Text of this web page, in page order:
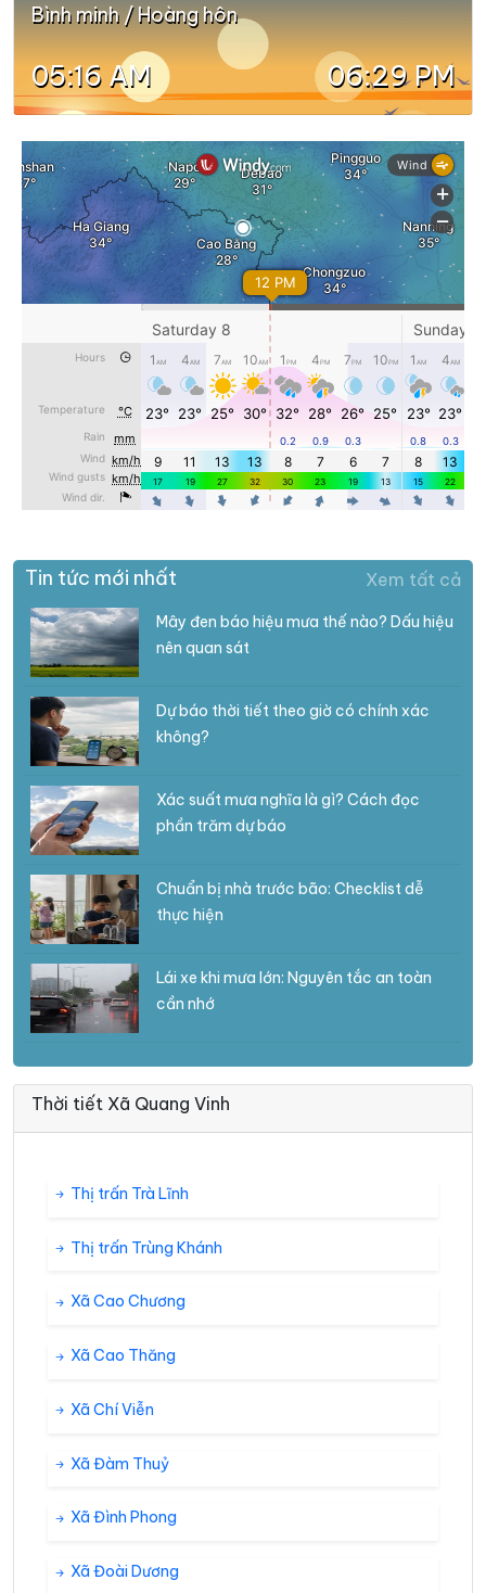
Bình minh / Hoàng hôn
05:16 AM 06:29 PM
Tin tức mới nhất Xem tất cả
Mây đen báo hiệu mưa thế nào? Dấu hiệu
nên quan sát
Dự báo thời tiết theo giờ có chính xác
không?
Xác suất mưa nghĩa là gì? Cách đọc
phần trăm dự báo
Chuẩn bị nhà trước bão: Checklist dễ
thực hiện
Lái xe khi mưa lớn: Nguyên tắc an toàn
cần nhớ
Thời tiết Xã Quang Vinh
Thị trấn Trà Lĩnh
Thị trấn Trùng Khánh
Xã Cao Chương
Xã Cao Thăng
Xã Chí Viễn
Xã Đàm Thuỷ
Xã Đình Phong
Xã Đoài Dương